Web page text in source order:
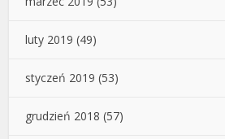
luty 2019 (49)
styczeń 2019 (53)
grudzień 2018 (57)